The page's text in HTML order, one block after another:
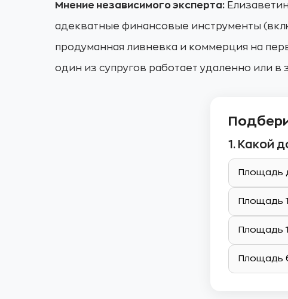
Мнение независимого эксперта:
адекватные финансовые инструменты
продуманная ливневка и коммерция на
один из супругов работает удаленно или
1. Какой
Площадь
Площадь
Площадь
Площадь